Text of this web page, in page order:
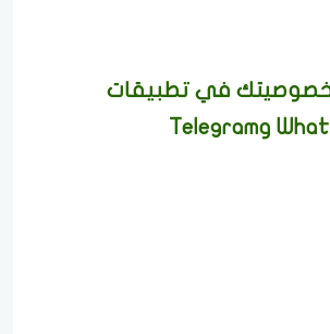
خصوصيتك في تطبيقات